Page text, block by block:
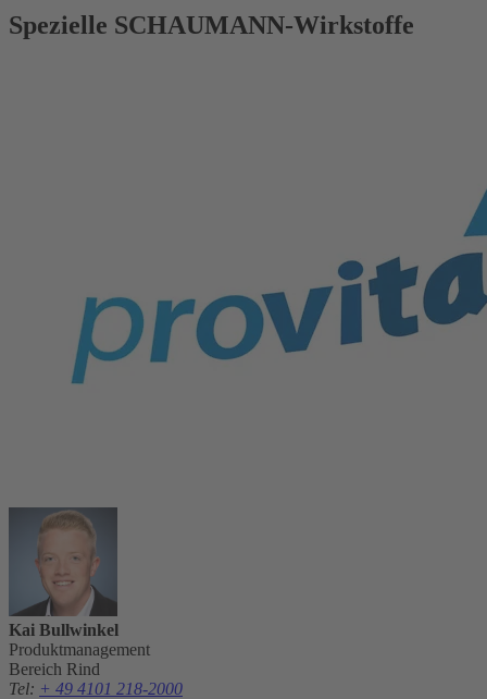
Spezielle SCHAUMANN-Wirkstoffe
Kai Bullwinkel
Produktmanagement
Bereich Rind
Tel: + 49 4101 218-2000